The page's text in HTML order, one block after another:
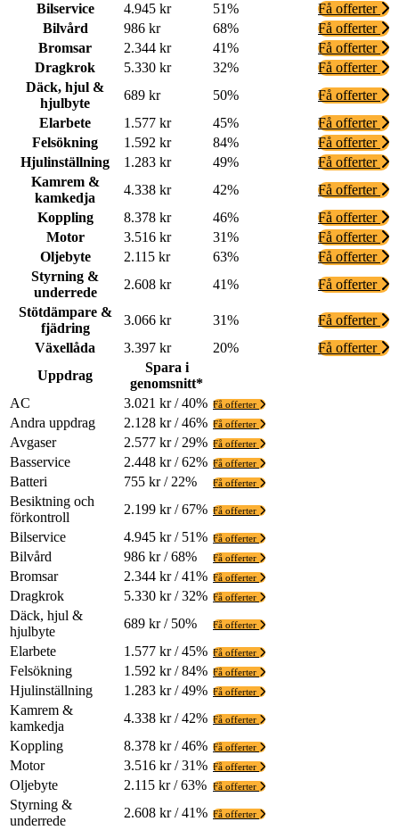
Bilservice
4.945 kr 51%
Få offerter
Bilvård
986 kr 68%
Få offerter
Bromsar
2.344 kr 41%
Få offerter
Dragkrok
5.330 kr 32%
Få offerter
Däck, hjul &
hjulbyte
689 kr 50%
Få offerter
Elarbete
1.577 kr 45%
Få offerter
Felsökning
1.592 kr 84%
Få offerter
Hjulinställning
1.283 kr 49%
Få offerter
Kamrem &
kamkedja
4.338 kr 42%
Få offerter
Koppling
8.378 kr 46%
Få offerter
Motor
3.516 kr 31%
Få offerter
Oljebyte
2.115 kr 63%
Få offerter
Styrning &
underrede
2.608 kr 41%
Få offerter
Stötdämpare &
fjädring
3.066 kr 31%
Få offerter
Växellåda
3.397 kr 20%
Få offerter
Uppdrag
Spara i
genomsnitt*
AC
3.021 kr / 40% Få offerter
Andra uppdrag 2.128 kr / 46% Få offerter
Avgaser 2.577 kr / 29% Få offerter
Basservice 2.448 kr / 62% Få offerter
Batteri 755 kr / 22% Få offerter
Besiktning och
förkontroll
2.199 kr / 67% Få offerter
Bilservice 4.945 kr / 51% Få offerter
Bilvård 986 kr / 68% Få offerter
Bromsar 2.344 kr / 41% Få offerter
Dragkrok 5.330 kr / 32% Få offerter
Däck, hjul &
hjulbyte
689 kr / 50% Få offerter
Elarbete 1.577 kr / 45% Få offerter
Felsökning 1.592 kr / 84% Få offerter
Hjulinställning 1.283 kr / 49% Få offerter
Kamrem &
kamkedja
4.338 kr / 42% Få offerter
Koppling 8.378 kr / 46% Få offerter
Motor 3.516 kr / 31% Få offerter
Oljebyte 2.115 kr / 63% Få offerter
Styrning &
underrede
2.608 kr / 41% Få offerter